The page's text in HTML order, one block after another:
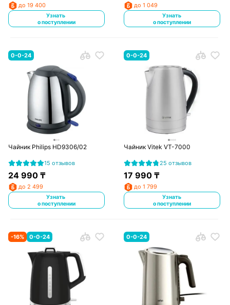
до 19 400
Узнать
о поступлении
до 1 049
Узнать
о поступлении
0-0-24
Чайник Philips HD9306/02
15 отзывов
24 990₸
до 2 499
Узнать
о поступлении
0-0-24
Чайник Vitek VT-7000
25 отзывов
17 990 ₸
до 1 799
Узнать
о поступлении
-16% 0-0-24 0-0-24